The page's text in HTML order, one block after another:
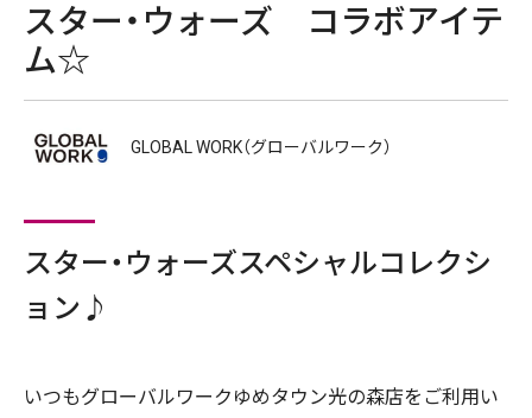
スター・ウォーズ コラボアイテ
ム☆
GLOBAL WORK（グローバルワーク）
スター・ウォーズスペシャルコレクシ
ョン♪
いつもグローバルワークゆめタウン光の森店をご利用い